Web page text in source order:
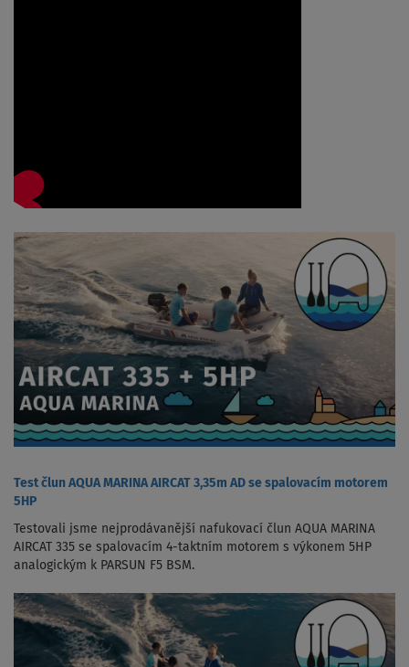
Test člun AQUA MARINA AIRCAT 3,35m AD se spalovacím motorem
5HP
Testovali jsme nejprodávanější nafukovací člun AQUA MARINA
AIRCAT 335 se spalovacím 4-taktním motorem s výkonem 5HP
analogickým k PARSUN F5 BSM.